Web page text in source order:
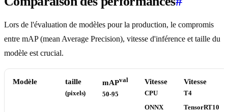
Lors de l'évaluation de modèles pour la production, le compromis
entre mAP (mean Average Precision), vitesse d'inférence et taille du
modèle est crucial.
Modèle taille
(pixels)
mAPval
50-95
Vitesse
CPU
ONNX
Vitesse
T4
TensorRT10